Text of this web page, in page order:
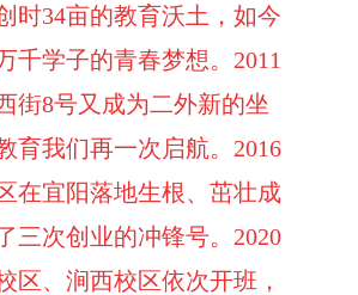
时34亩的教育沃土，如今
千学子的青春梦想。 2011
街8号又成为二外新的坐
育我们再一次启航。 2016
在宜阳落地生根、茁壮成
三次创业的冲锋号。 2020
区、涧西校区依次开班，